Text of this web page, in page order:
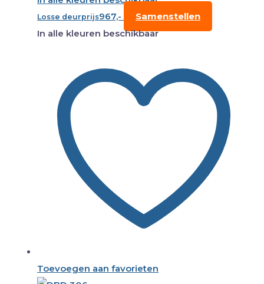
Losse deurprijs967,-
Samenstellen
In alle kleuren beschikbaar
Toevoegen aan favorieten